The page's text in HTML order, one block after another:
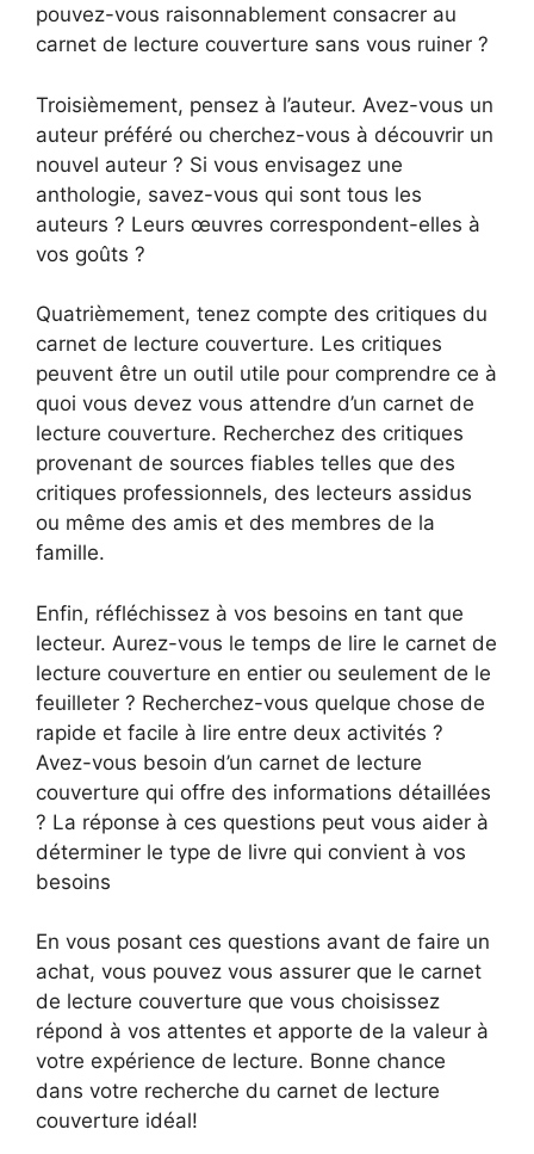
pouvez-vous raisonnablement consacrer au
carnet de lecture couverture sans vous ruiner ?
Troisièmement, pensez à l’auteur. Avez-vous un
auteur préféré ou cherchez-vous à découvrir un
nouvel auteur ? Si vous envisagez une
anthologie, savez-vous qui sont tous les
auteurs ? Leurs œuvres correspondent-elles à
vos goûts ?
Quatrièmement, tenez compte des critiques du
carnet de lecture couverture. Les critiques
peuvent être un outil utile pour comprendre ce à
quoi vous devez vous attendre d’un carnet de
lecture couverture. Recherchez des critiques
provenant de sources fiables telles que des
critiques professionnels, des lecteurs assidus
ou même des amis et des membres de la
famille.
Enfin, réfléchissez à vos besoins en tant que
lecteur. Aurez-vous le temps de lire le carnet de
lecture couverture en entier ou seulement de le
feuilleter ? Recherchez-vous quelque chose de
rapide et facile à lire entre deux activités ?
Avez-vous besoin d’un carnet de lecture
couverture qui offre des informations détaillées
? La réponse à ces questions peut vous aider à
déterminer le type de livre qui convient à vos
besoins
En vous posant ces questions avant de faire un
achat, vous pouvez vous assurer que le carnet
de lecture couverture que vous choisissez
répond à vos attentes et apporte de la valeur à
votre expérience de lecture. Bonne chance
dans votre recherche du carnet de lecture
couverture idéal!